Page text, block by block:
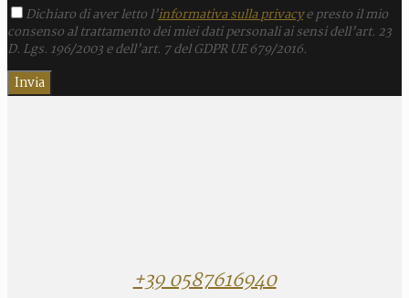
Dichiaro di aver letto l’informativa sulla privacye presto il mio
consenso al trattamento dei miei dati personali ai sensi dell’art. 23
D. Lgs. 196/2003 e dell’art. 7 del GDPR UE 679/2016.
+39 0587616940